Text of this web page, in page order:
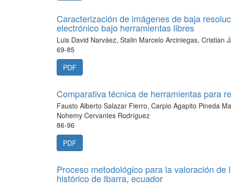
Caracterización de imágenes de baja
electrónico bajo herramientas libres
Luis David Narváez, Stalin Marcelo Arciniegas, Cristian
69-85
PDF
Comparativa técnica de herramientas para
Fausto Alberto Salazar Fierro, Carpio Agapito Pineda
Nohemy Cervantes Rodríguez
86-96
PDF
Proceso metodológico para la valoración
histórico de Ibarra, ecuador